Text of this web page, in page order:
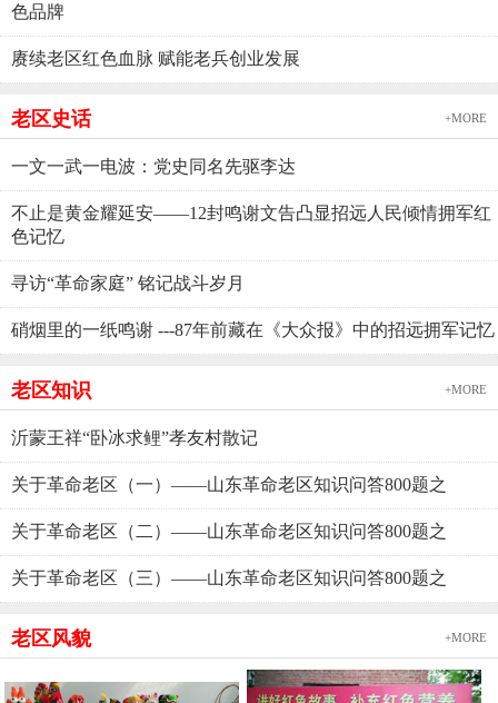
色品牌
赓续老区红色血脉 赋能老兵创业发展
老区史话 +MORE
一文一武一电波：党史同名先驱李达
不止是黄金耀延安——12封鸣谢文告凸显招远人民倾情拥军红
色记忆
寻访“革命家庭” 铭记战斗岁月
硝烟里的一纸鸣谢 ---87年前藏在《大众报》中的招远拥军记忆
老区知识 +MORE
沂蒙王祥“卧冰求鲤”孝友村散记
关于革命老区（一）——山东革命老区知识问答800题之
关于革命老区（二）——山东革命老区知识问答800题之
关于革命老区（三）——山东革命老区知识问答800题之
老区风貌 +MORE